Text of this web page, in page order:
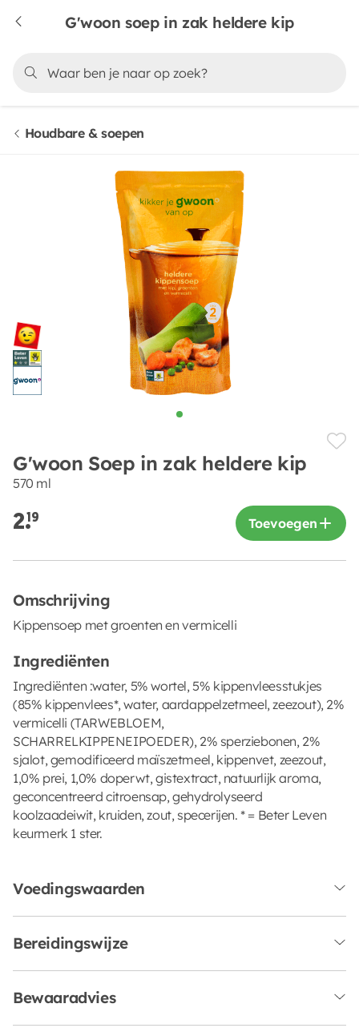
G'woon soep in zak heldere kip
Houdbare & soepen
G'woon Soep in zak heldere kip
570 ml
2.19 Toevoegen
Omschrijving
Kippensoep met groenten en vermicelli
Ingrediënten
Ingrediënten :water, 5% wortel, 5% kippenvleesstukjes
(85% kippenvlees*, water, aardappelzetmeel, zeezout), 2%
vermicelli (TARWEBLOEM,
SCHARRELKIPPENEIPOEDER), 2% sperziebonen, 2%
sjalot, gemodificeerd maïszetmeel, kippenvet, zeezout,
1,0% prei, 1,0% doperwt, gistextract, natuurlijk aroma,
geconcentreerd citroensap, gehydrolyseerd
koolzaadeiwit, kruiden, zout, specerijen. * = Beter Leven
keurmerk 1 ster.
Voedingswaarden
Bereidingswijze
Bewaaradvies